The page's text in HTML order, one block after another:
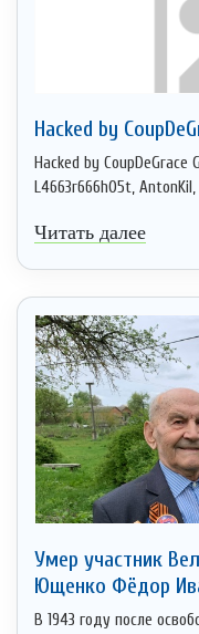
Hacked by
Hacked by CoupDeGrace
L4663r666h05t, AntonKil,
Читать далее
Умер участник
Ющенко Фёдор
В 1943 году после